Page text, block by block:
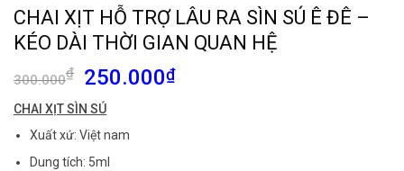
CHAI XỊT HỖ TRỢ LÂU RA SÌN SÚ Ê ĐÊ –
KÉO DÀI THỜI GIAN QUAN HỆ
300.000₫
Giá
gốc
là:
300.000₫.
250.000₫Giá
CHAI XỊT SÌN SÚ
Xuất xứ: Việt nam
Dung tích: 5ml